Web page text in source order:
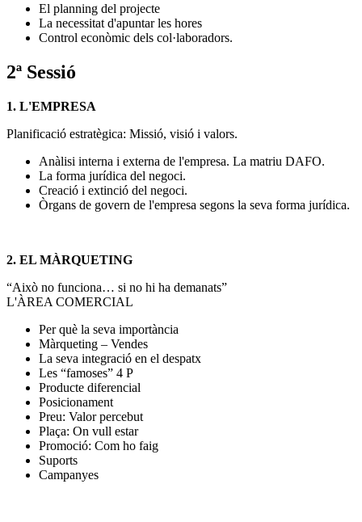
El planning del projecte
La necessitat d'apuntar les hores
Control econòmic dels col·laboradors.
2ª Sessió
1. L'EMPRESA
Planificació estratègica: Missió, visió i valors.
Anàlisi interna i externa de l'empresa. La matriu DAFO.
La forma jurídica del negoci.
Creació i extinció del negoci.
Òrgans de govern de l'empresa segons la seva forma jurídica.
2. EL MÀRQUETING
“Això no funciona… si no hi ha demanats”
L'ÀREA COMERCIAL
Per què la seva importància
Màrqueting – Vendes
La seva integració en el despatx
Les “famoses” 4 P
Producte diferencial
Posicionament
Preu: Valor percebut
Plaça: On vull estar
Promoció: Com ho faig
Suports
Campanyes